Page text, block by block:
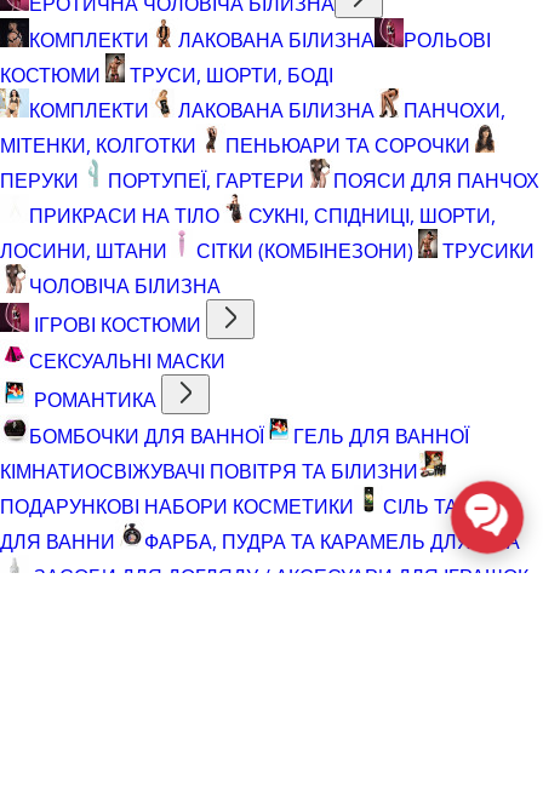
КОМПЛЕКТИ
ЛАКОВАНА БІЛИЗНА
РОЛЬОВІ
КОСТЮМИ
ТРУСИ, ШОРТИ, БОДІ
КОМПЛЕКТИ
ЛАКОВАНА БІЛИЗНА
ПАНЧОХИ,
МІТЕНКИ, КОЛГОТКИ
ПЕНЬЮАРИ ТА СОРОЧКИ
ПЕРУКИ
ПОРТУПЕЇ, ГАРТЕРИ
ПОЯСИ ДЛЯ ПАНЧОХ
ПРИКРАСИ НА ТІЛО
СУКНІ, СПІДНИЦІ, ШОРТИ,
ЛОСИНИ, ШТАНИ
СІТКИ (КОМБІНЕЗОНИ)
ТРУСИКИ
ЧОЛОВІЧА БІЛИЗНА
ІГРОВІ КОСТЮМИ
СЕКСУАЛЬНІ МАСКИ
РОМАНТИКА
БОМБОЧКИ ДЛЯ ВАННОЇ
ГЕЛЬ ДЛЯ ВАННОЇ
КІМНАТИОСВІЖУВАЧІ ПОВІТРЯ ТА БІЛИЗНИ
ПОДАРУНКОВІ НАБОРИ КОСМЕТИКИ
СІЛЬ ТА ПІНА
ДЛЯ ВАННИ
ФАРБА, ПУДРА ТА КАРАМЕЛЬ ДЛЯ ТІЛА
ЗАСОБИ ДЛЯ ДОГЛЯДУ / АКСЕСУАРИ ДЛЯ ІГРАШОК